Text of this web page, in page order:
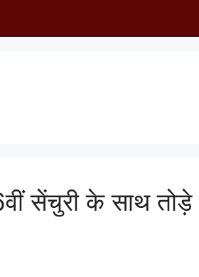
सेंचुरी के साथ तोड़े